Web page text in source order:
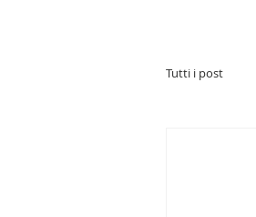
Tutti i post